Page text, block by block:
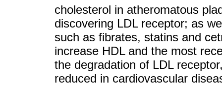
cholesterol in atheromatous
discovering LDL receptor; as
such as fibrates, statins and
increase HDL and the most
the degradation of LDL
reduced in cardiovascular